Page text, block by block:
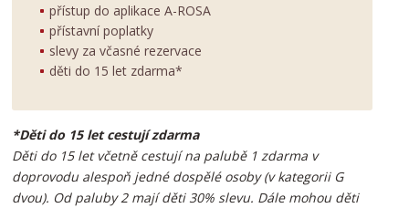
přístup do aplikace A-ROSA
přístavní poplatky
slevy za včasné rezervace
děti do 15 let zdarma*
*Děti do 15 let cestují zdarma
Děti do 15 let včetně cestují na palubě 1 zdarma v
doprovodu alespoň jedné dospělé osoby (v kategorii G
dvou). Od paluby 2 mají děti 30% slevu. Dále mohou děti